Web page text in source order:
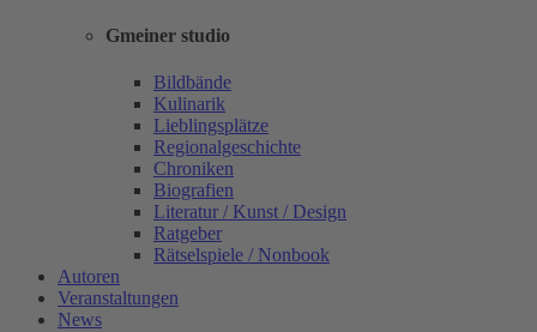
Gmeiner studio
Bildbände
Kulinarik
Lieblingsplätze
Regionalgeschichte
Chroniken
Biografien
Literatur / Kunst / Design
Ratgeber
Rätselspiele / Nonbook
Autoren
Veranstaltungen
News